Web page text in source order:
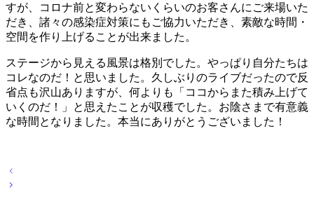
すが、コロナ前と変わらないくらいのお客さんにご来場いた
だき、諸々の感染症対策にもご協力いただき、素敵な時間・
空間を作り上げることが出来ました。
ステージから見える風景は格別でした。やっぱり自分たちは
コレなのだ！と思いました。久しぶりのライブだったので反
省点も沢山ありますが、何よりも「ココからまた積み上げて
いくのだ！」と思えたことが収穫でした。お陰さまで有意義
な時間となりました。本当にありがとうございました！
投
稿